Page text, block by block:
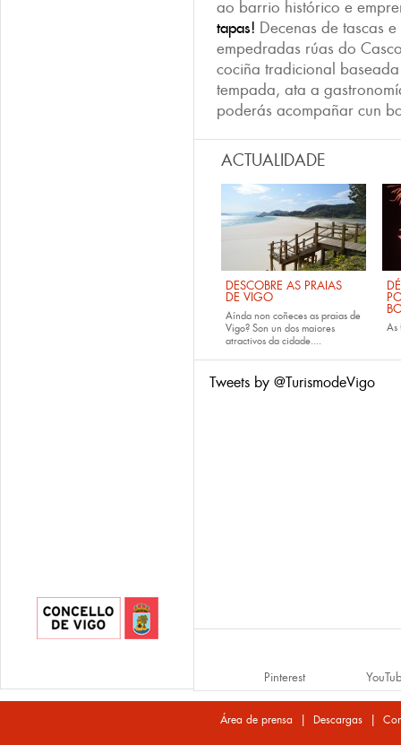
ao barrio histórico e
tapas! Decenas de tascas
empedradas rúas do
cociña tradicional
tempada, ata a
poderás acompañar cun
ACTUALIDADE
DESCOBRE AS PRAIAS
DE VIGO
Aínda non coñeces as praias de
Vigo? Son un dos maiores
atractivos da cidade....
As
Tweets by @TurismodeVigo
Pinterest
Área de prensa | Descargas |